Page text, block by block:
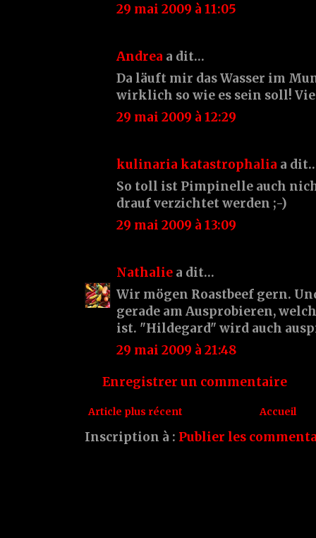
29 mai 2009 à 11:05
Andrea a dit…
Da läuft mir das Wasser im
wirklich so wie es sein soll!
29 mai 2009 à 12:29
kulinaria katastrophalia a
So toll ist Pimpinelle auch
drauf verzichtet werden ;-)
29 mai 2009 à 13:09
Nathalie a dit…
Wir mögen Roastbeef gern.
gerade am Ausprobieren,
ist. "Hildegard" wird auch
29 mai 2009 à 21:48
Enregistrer un commentaire
Article plus récent Accueil
Inscription à : Publier les